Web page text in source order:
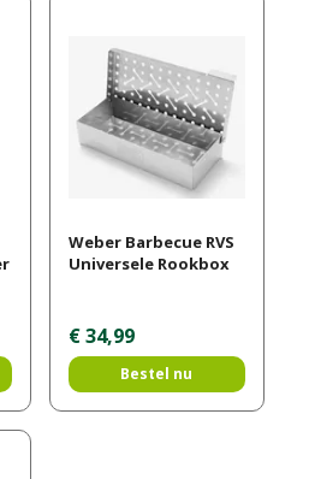
Weber Barbecue RVS
Universele Rookbox
€ 34,99
Bestel nu